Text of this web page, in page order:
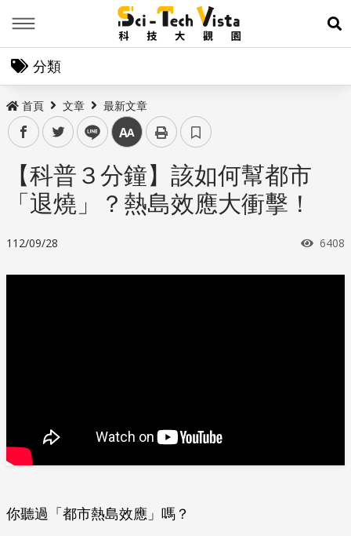
展
分類
首頁 文章 最新文章
facebooktwitter line 中
【科普３分鐘】該如何幫都市
「退燒」？熱島效應大衝擊！
112/09/28 瀏覽
6408
你聽過「都市熱島效應」嗎？